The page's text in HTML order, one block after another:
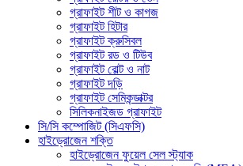
গ্রাফাইট শীট ও কাগজ
গ্রাফাইট হিটার
গ্রাফাইট ক্রুসিবল
গ্রাফাইট রড ও টিউব
গ্রাফাইট বোল্ট ও নাট
গ্রাফাইট দড়ি
গ্রাফাইট সেমিকন্ডাক্টর
সিলিকনাইজড গ্রাফাইট
সি/সি কম্পোজিট (সিএফসি)
হাইড্রোজেন শক্তি
হাইড্রোজেন ফুয়েল সেল স্ট্যাক